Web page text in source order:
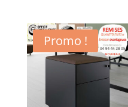
Promo !